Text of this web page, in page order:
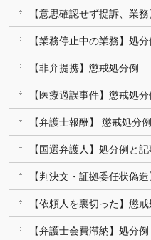
【意思確認せず提訴、業
【業務停止中の業務】処分
【非弁提携】懲戒処分例
【医療過誤事件】懲戒処分
【弁護士報酬】 懲戒処分例
【国選弁護人】処分例と
【判決文・証拠委任状偽
【依頼人を裏切った】懲戒
【弁護士会費滞納】処分例